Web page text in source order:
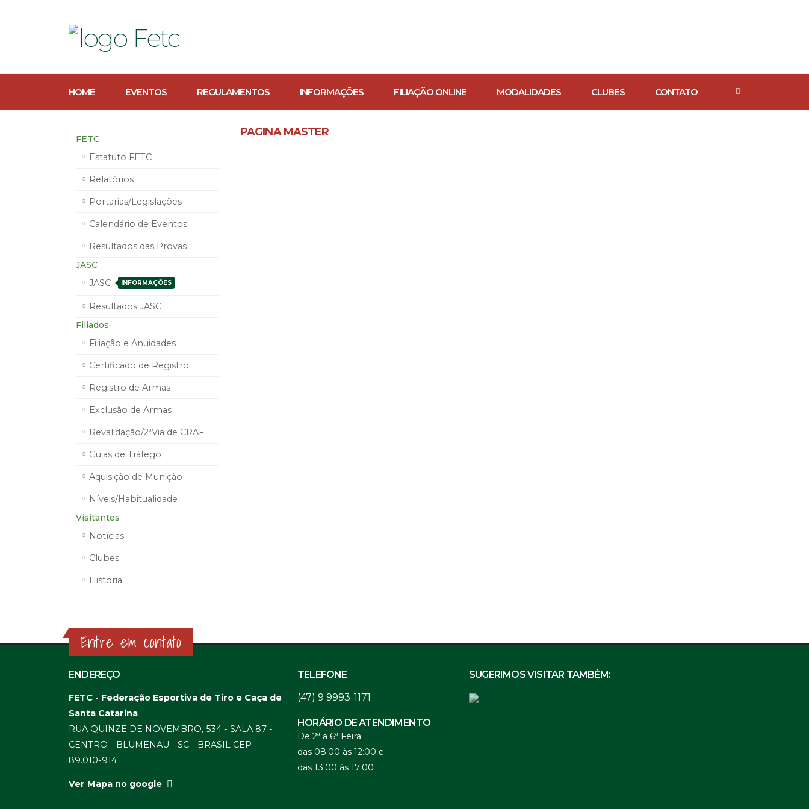
HOME EVENTOS REGULAMENTOS INFORMAÇÕES FILIAÇÃO ONLINE MODALIDADES CLUBES CONTATO
FETC
Estatuto FETC
Relatórios
Portarias/Legislações
Calendário de Eventos
Resultados das Provas
JASC
JASC
INFORMAÇÕES
Resultados JASC
Filiados
Filiação e Anuidades
Certificado de Registro
Registro de Armas
Exclusão de Armas
Revalidação/2ªVia de CRAF
Guias de Tráfego
Aquisição de Munição
Níveis/Habitualidade
Visitantes
Notícias
Clubes
Historia
PAGINA MASTER
Entre em contato
ENDEREÇO
FETC - Federação Esportiva de Tiro e Caça de
Santa Catarina
RUA QUINZE DE NOVEMBRO, 534 - SALA 87 -
CENTRO - BLUMENAU - SC - BRASIL CEP
89.010-914
Ver Mapa no google
TELEFONE
(47) 9 9993-1171
HORÁRIO DE ATENDIMENTO
De 2ª a 6ª Feira
das 08:00 às 12:00 e
das 13:00 às 17:00
SUGERIMOS VISITAR TAMBÉM: